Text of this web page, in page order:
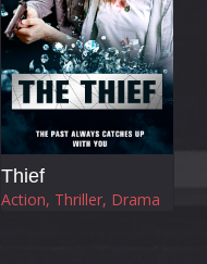
Thief
Action, Thriller, Drama